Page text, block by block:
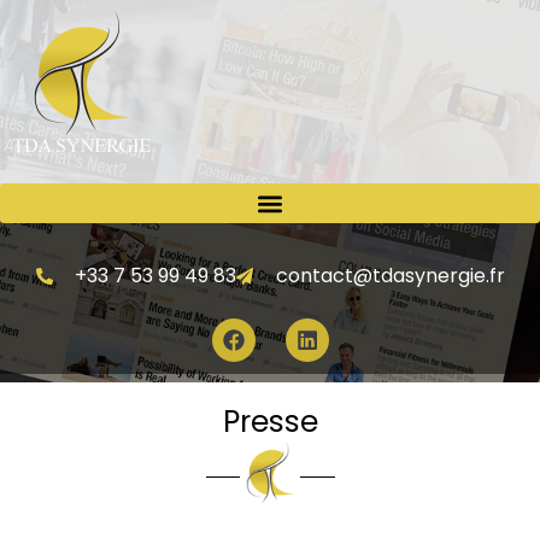
+33 7 53 99 49 83 contact@tdasynergie.fr
Presse